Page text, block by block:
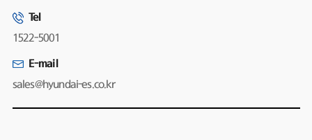
Tel
1522-5001
E-mail
sales@hyundai-es.co.kr